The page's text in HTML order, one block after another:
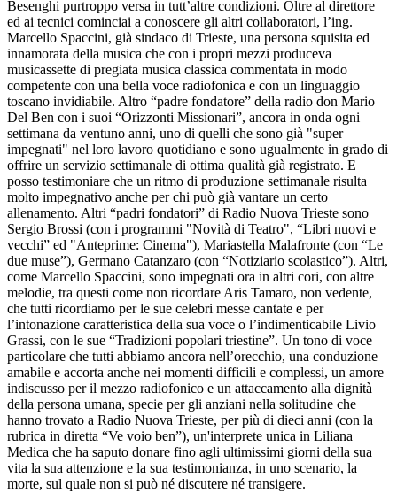
Besenghi purtroppo versa in tutt’altre condizioni. Oltre al direttore
ed ai tecnici cominciai a conoscere gli altri collaboratori, l’ing.
Marcello Spaccini, già sindaco di Trieste, una persona squisita ed
innamorata della musica che con i propri mezzi produceva
musicassette di pregiata musica classica commentata in modo
competente con una bella voce radiofonica e con un linguaggio
toscano invidiabile. Altro “padre fondatore” della radio don Mario
Del Ben con i suoi “Orizzonti Missionari”, ancora in onda ogni
settimana da ventuno anni, uno di quelli che sono già "super
impegnati" nel loro lavoro quotidiano e sono ugualmente in grado di
offrire un servizio settimanale di ottima qualità già registrato. E
posso testimoniare che un ritmo di produzione settimanale risulta
molto impegnativo anche per chi può già vantare un certo
allenamento. Altri “padri fondatori” di Radio Nuova Trieste sono
Sergio Brossi (con i programmi "Novità di Teatro", “Libri nuovi e
vecchi” ed "Anteprime: Cinema"), Mariastella Malafronte (con “Le
due muse”), Germano Catanzaro (con “Notiziario scolastico”). Altri,
come Marcello Spaccini, sono impegnati ora in altri cori, con altre
melodie, tra questi come non ricordare Aris Tamaro, non vedente,
che tutti ricordiamo per le sue celebri messe cantate e per
l’intonazione caratteristica della sua voce o l’indimenticabile Livio
Grassi, con le sue “Tradizioni popolari triestine”. Un tono di voce
particolare che tutti abbiamo ancora nell’orecchio, una conduzione
amabile e accorta anche nei momenti difficili e complessi, un amore
indiscusso per il mezzo radiofonico e un attaccamento alla dignità
della persona umana, specie per gli anziani nella solitudine che
hanno trovato a Radio Nuova Trieste, per più di dieci anni (con la
rubrica in diretta “Ve voio ben”), un'interprete unica in Liliana
Medica che ha saputo donare fino agli ultimissimi giorni della sua
vita la sua attenzione e la sua testimonianza, in uno scenario, la
morte, sul quale non si può né discutere né transigere.